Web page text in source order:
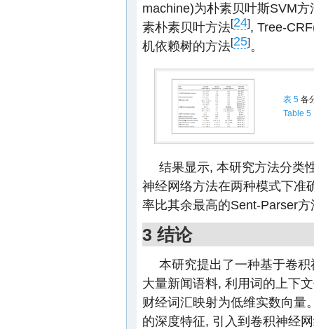
machine)为朴素贝叶斯SVM方
素朴素贝叶方法[24], Tree-
机依赖树的方法[25]。
表 5各
Table 5
结果显示, 本研究方法分类
神经网络方法在两种模式下准
率比其余最高的Sent-Parser
3 结论
本研究提出了一种基于卷
大量新闻语料, 利用词的上下
财经词汇映射为低维实数向量
的深度特征, 引入到卷积神经